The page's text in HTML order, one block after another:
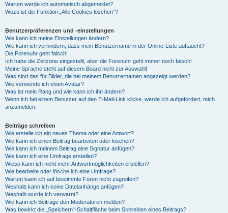
Warum werde ich automatisch abgemeldet?
Wozu ist die Funktion „Alle Cookies löschen“?
Benutzerpräferenzen und -einstellungen
Wie kann ich meine Einstellungen ändern?
Wie kann ich verhindern, dass mein Benutzername in der Online-Liste auftaucht?
Die Forenuhr geht falsch!
Ich habe die Zeitzone eingestellt, aber die Forenuhr geht immer noch falsch!
Meine Sprache steht auf diesem Board nicht zur Auswahl!
Was sind das für Bilder, die bei meinem Benutzernamen angezeigt werden?
Wie verwende ich einen Avatar?
Was ist mein Rang und wie kann ich ihn ändern?
Wenn ich bei einem Benutzer auf den E-Mail-Link klicke, werde ich aufgefordert, mich
anzumelden.
Beiträge schreiben
Wie erstelle ich ein neues Thema oder eine Antwort?
Wie kann ich einen Beitrag bearbeiten oder löschen?
Wie kann ich meinem Beitrag eine Signatur anfügen?
Wie kann ich eine Umfrage erstellen?
Wieso kann ich nicht mehr Antwortmöglichkeiten erstellen?
Wie bearbeite oder lösche ich eine Umfrage?
Warum kann ich auf bestimmte Foren nicht zugreifen?
Weshalb kann ich keine Dateianhänge anfügen?
Weshalb wurde ich verwarnt?
Wie kann ich Beiträge den Moderatoren melden?
Was bewirkt die „Speichern“-Schaltfläche beim Schreiben eines Beitrags?